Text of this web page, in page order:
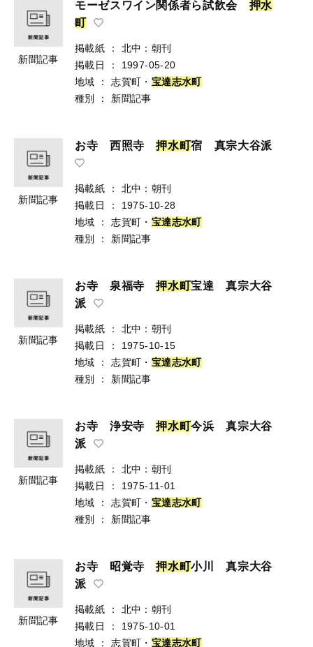
新聞記事
モーゼスワイン関係者ら試飲会 押水
町
掲載紙 ：
北中：朝刊
掲載日
：
1997-05-20
地域
： 志賀町・ 宝達志水町
種別
： 新聞記事
新聞記事
お寺 西照寺押水町宿 真宗大谷派
掲載紙 ：
北中：朝刊
掲載日
：
1975-10-28
地域
： 志賀町・ 宝達志水町
種別
： 新聞記事
新聞記事
お寺 泉福寺押水町宝達 真宗大谷
派
掲載紙 ：
北中：朝刊
掲載日
：
1975-10-15
地域
： 志賀町・ 宝達志水町
種別
： 新聞記事
新聞記事
お寺 浄安寺押水町今浜 真宗大谷
派
掲載紙 ：
北中：朝刊
掲載日
：
1975-11-01
地域
： 志賀町・ 宝達志水町
種別
： 新聞記事
新聞記事
お寺 昭覚寺押水町小川 真宗大谷
派
掲載紙 ：
北中：朝刊
掲載日
：
1975-10-01
地域
： 志賀町・ 宝達志水町